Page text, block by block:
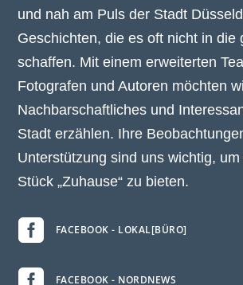
und nah am Puls der Stadt
Geschichten, die es oft nicht in die
schaffen. Mit einem erweiterten
Fotografen und Autoren möchten
Nachbarschaftliches und
Stadt erzählen. Ihre
Unterstützung sind uns wichtig,
Stück „Zuhause“ zu bieten.
 FACEBOOK - LOKAL[BÜRO]
FACEBOOK - NORDNEWS